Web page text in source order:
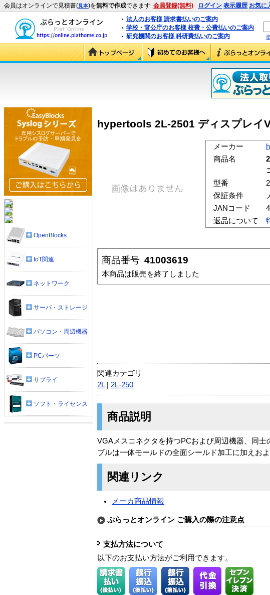
会員はオンラインで見積書(見本)を無料で作成できます 会員登録(無料) ログイン 表示履歴 お気に
法人のお客様 請求書払いのご案内
学校・官公庁のお客様 校費・公費払いのご案内
研究機関のお客様 科研費払いのご案内
hypertools 2L-2501 ディスプレイ
メーカー
商品名
型番
保証条件
JANコード
返品について
商品番号 41003619
本商品は販売を終了しました
関連カテゴリ
2L| 2L-250
商品説明
VGAメスコネクタを持つPCおよび周辺機器、同
ブルは一体モールドの全面シールド加工に加えお
関連リンク
メーカ商品情報
ぷらっとオンライン ご購入の際の注意点
支払方法について
以下のお支払い方法がご利用できます。
OpenBlocks
IoT関連
ネットワーク
サーバ・ストレージ
パソコン・周辺機器
PCパーツ
サプライ
ソフト・ライセンス